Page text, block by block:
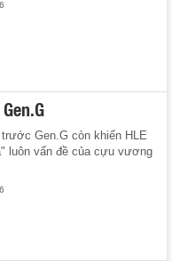
Gen.G còn khiến HLE
luôn vấn đề của cựu vương